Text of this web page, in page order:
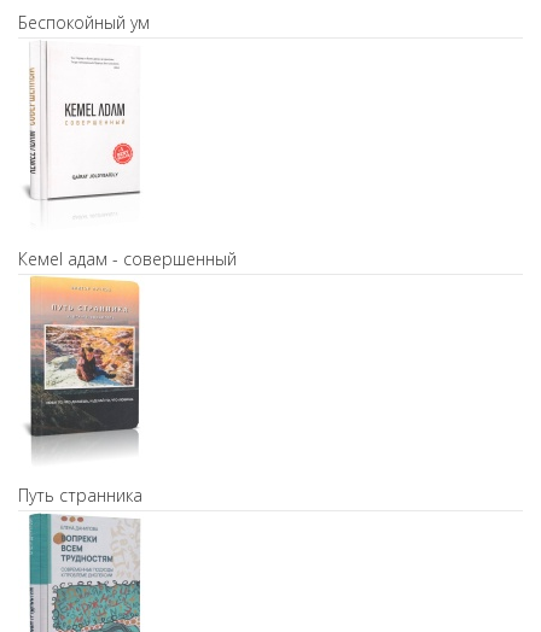
Беспокойный ум
Кемel адам - совершенный
Путь странника